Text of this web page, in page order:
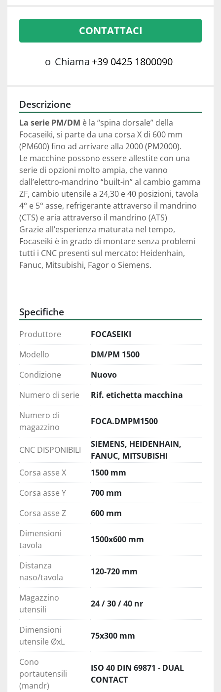
CONTATTACI
o Chiama +39 0425 1800090
Descrizione
La serie PM/DM è la “spina dorsale” della
Focaseiki, si parte da una corsa X di 600 mm
(PM600) fino ad arrivare alla 2000 (PM2000).
Le macchine possono essere allestite con una
serie di opzioni molto ampia, che vanno
dall’elettro-mandrino “built-in” al cambio gamma
ZF, cambio utensile a 24,30 e 40 posizioni, tavola
4° e 5° asse, refrigerante attraverso il mandrino
(CTS) e aria attraverso il mandrino (ATS)
Grazie all’esperienza maturata nel tempo,
Focaseiki è in grado di montare senza problemi
tutti i CNC presenti sul mercato: Heidenhain,
Fanuc, Mitsubishi, Fagor o Siemens.
Specifiche
Produttore
FOCASEIKI
Modello
DM/PM 1500
Condizione
Nuovo
Numero di serie
Rif. etichetta macchina
Numero di
magazzino
FOCA.DMPM1500
CNC DISPONIBILI
SIEMENS, HEIDENHAIN,
FANUC, MITSUBISHI
Corsa asse X
1500 mm
Corsa asse Y
700 mm
Corsa asse Z
600 mm
Dimensioni
tavola
1500x600 mm
Distanza
naso/tavola
120-720 mm
Magazzino
utensili
24 / 30 / 40 nr
Dimensioni
utensile ØxL
75x300 mm
Cono
portautensili
(mandr)
ISO 40 DIN 69871 - DUAL
CONTACT